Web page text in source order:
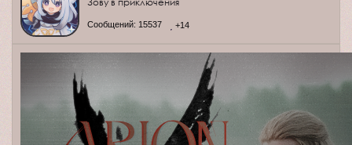
Сообщений: 15537 +14